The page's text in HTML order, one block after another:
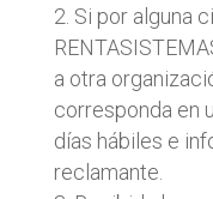
Si por alguna
a otra
corresponda en
días hábiles e
reclamante.